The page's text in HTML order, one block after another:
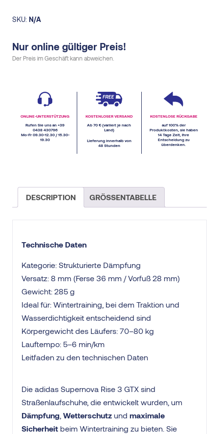
SKU: N/A
Nur online gültiger Preis!
Der Preis im Geschäft kann abweichen.
ONLINE-UNTERSTÜTZUNG
Rufen Sie uns an +39
0438 430796
Mo-Fr 09.30-12.30 / 15.30-
19.30
KOSTENLOSER VERSAND
Ab 70 € (variiert je nach
Land)
Lieferung innerhalb von
48 Stunden
KOSTENLOSE RÜCKGABE
auf 100% der
Produktkosten, sie haben
14 Tage Zeit, Ihre
Entscheidung zu
überdenken.
DESCRIPTION GRÖSSENTABELLE
Technische Daten
Kategorie: Strukturierte Dämpfung
Versatz: 8 mm (Ferse 36 mm / Vorfuß 28 mm)
Gewicht: 285 g
Ideal für: Wintertraining, bei dem Traktion und
Wasserdichtigkeit entscheidend sind
Körpergewicht des Läufers: 70–80 kg
Lauftempo: 5–6 min/km
Leitfaden zu den technischen Daten
Die adidas Supernova Rise 3 GTX sind
Straßenlaufschuhe, die entwickelt wurden, um
Dämpfung Wetterschutz und maximale
Sicherheit beim Wintertraining zu bieten. Sie